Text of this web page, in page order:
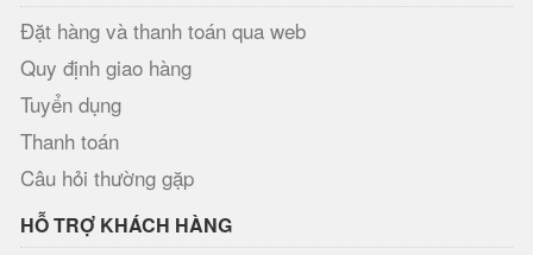
Đặt hàng và thanh toán qua web
Quy định giao hàng
Tuyển dụng
Thanh toán
Câu hỏi thường gặp
HỖ TRỢ KHÁCH HÀNG